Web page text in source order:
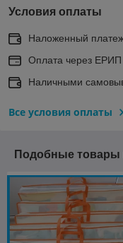
Условия оплаты
Наложенный
Оплата через
Наличными
Все условия оплаты
Подобные товары